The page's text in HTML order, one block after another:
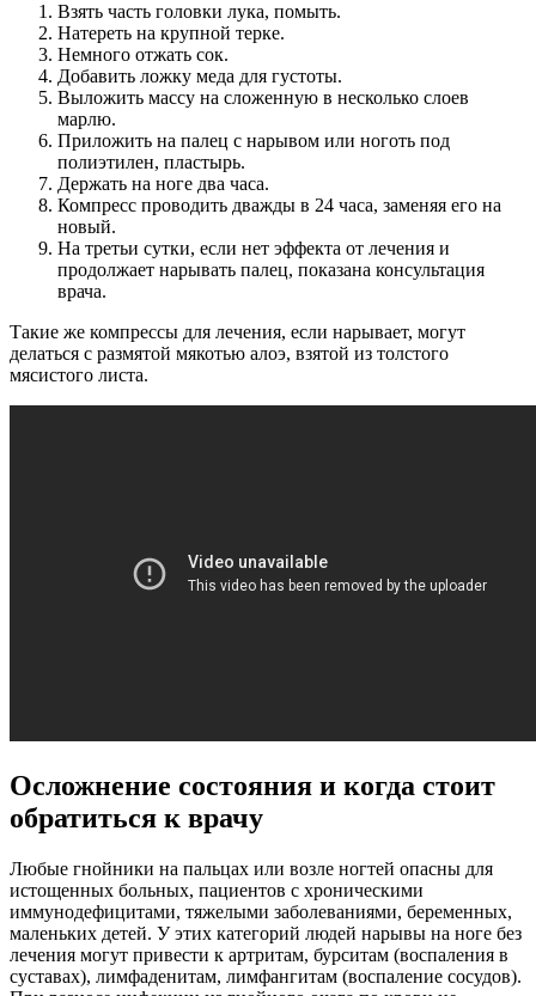
Взять часть головки лука, помыть.
Натереть на крупной терке.
Немного отжать сок.
Добавить ложку меда для густоты.
Выложить массу на сложенную в несколько слоев
марлю.
Приложить на палец с нарывом или ноготь под
полиэтилен, пластырь.
Держать на ноге два часа.
Компресс проводить дважды в 24 часа, заменяя его на
новый.
На третьи сутки, если нет эффекта от лечения и
продолжает нарывать палец, показана консультация
врача.
Такие же компрессы для лечения, если нарывает, могут
делаться с размятой мякотью алоэ, взятой из толстого
мясистого листа.
Осложнение состояния и когда стоит
обратиться к врачу
Любые гнойники на пальцах или возле ногтей опасны для
истощенных больных, пациентов с хроническими
иммунодефицитами, тяжелыми заболеваниями, беременных,
маленьких детей. У этих категорий людей нарывы на ноге без
лечения могут привести к артритам, бурситам (воспаления в
суставах), лимфаденитам, лимфангитам (воспаление сосудов).